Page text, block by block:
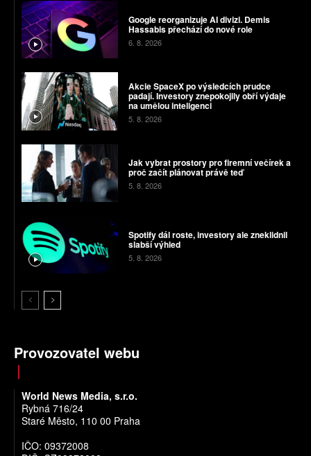
Google reorganizuje AI divizi. Demis
Hassabis přechází do nové role
6. 8. 2026
Akcie SpaceX po výsledcích prudce
padají. Investory znepokojily obří výdaje
na umělou inteligenci
5. 8. 2026
Jak vybrat prostory pro firemní večírek a
proč začít plánovat právě teď
5. 8. 2026
Spotify dál roste, investory ale zneklidnil
slabší výhled
5. 8. 2026
Provozovatel webu
World News Media, s.r.o.
Rybná 716/24
Staré Město, 110 00 Praha
IČO: 09372008